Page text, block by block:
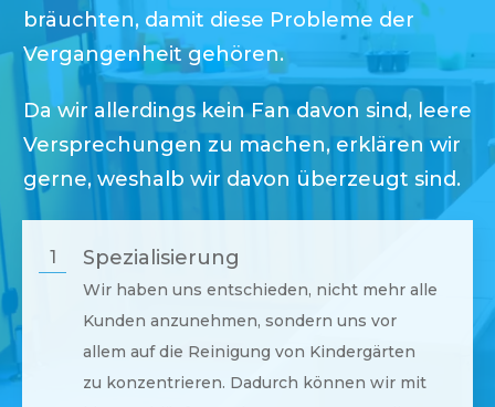
bräuchten, damit diese Probleme der
Vergangenheit gehören.
Da wir allerdings kein Fan davon sind, leere
Versprechungen zu machen, erklären wir
gerne, weshalb wir davon überzeugt sind.
1 Spezialisierung
Wir haben uns entschieden, nicht mehr alle
Kunden anzunehmen, sondern uns vor
allem auf die Reinigung von Kindergärten
zu konzentrieren. Dadurch können wir mit